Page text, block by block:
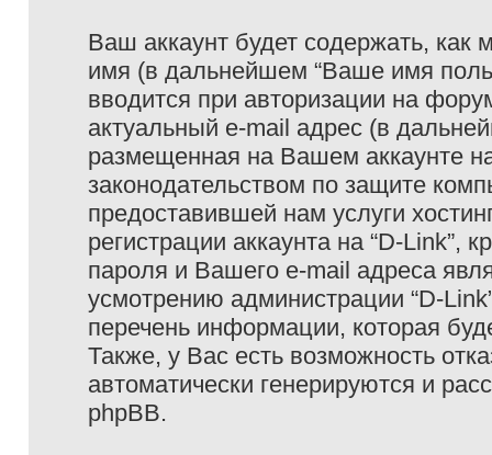
Ваш аккаунт будет содержать,
имя (в дальнейшем “Ваше имя
вводится при авторизации на
актуальный e-mail адрес (в
размещенная на Вашем аккаунте
законодательством по защите
предоставившей нам услуги
регистрации аккаунта на “D-
пароля и Вашего e-mail адреса
усмотрению администрации “D-
перечень информации, которая
Также, у Вас есть возможность
автоматически генерируются и
phpBB.